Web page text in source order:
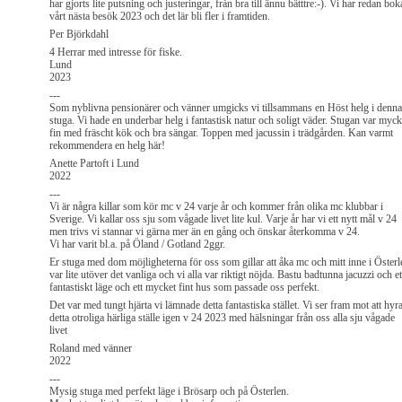
har gjorts lite putsning och justeringar, från bra till ännu bätttre:-). Vi har redan
vårt nästa besök 2023 och det lär bli fler i framtiden.
Per Björkdahl
4 Herrar med intresse för fiske.
Lund
2023
---
Som nyblivna pensionärer och vänner umgicks vi tillsammans en Höst helg i denna
stuga. Vi hade en underbar helg i fantastisk natur och soligt väder. Stugan var
fin med fräscht kök och bra sängar. Toppen med jacussin i trädgården. Kan varmt
rekommendera en helg här!
Anette Partoft i Lund
2022
---
Vi är några killar som kör mc v 24 varje år och kommer från olika mc klubbar i
Sverige. Vi kallar oss sju som vågade livet lite kul. Varje år har vi ett nytt mål v 24
men trivs vi stannar vi gärna mer än en gång och önskar återkomma v 24.
Vi har varit bl.a. på Öland / Gotland 2ggr.
Er stuga med dom möjligheterna för oss som gillar att åka mc och mitt inne i
var lite utöver det vanliga och vi alla var riktigt nöjda. Bastu badtunna jacuzzi och
fantastiskt läge och ett mycket fint hus som passade oss perfekt.
Det var med tungt hjärta vi lämnade detta fantastiska stället. Vi ser fram mot att hyra
detta otroliga härliga ställe igen v 24 2023 med hälsningar från oss alla sju vågade
livet
Roland med vänner
2022
---
Mysig stuga med perfekt läge i Brösarp och på Österlen.